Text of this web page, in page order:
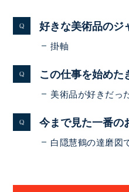
好きな美術品のジ
掛軸
この仕事を始めた
美術品が好きだっ
今まで見た一番の
白隠慧鶴の達磨図